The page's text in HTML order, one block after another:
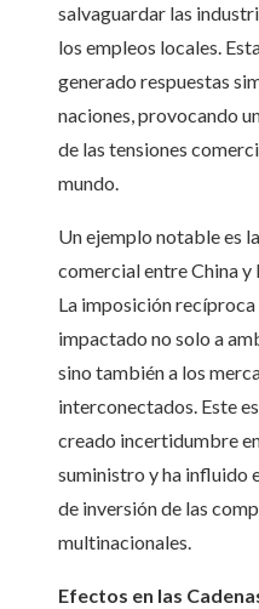
salvaguardar las
los empleos locales.
generado respuestas
naciones, provocando
de las tensiones
mundo.
Un ejemplo notable es
comercial entre China y
La imposición recíproca
impactado no solo a
sino también a los
interconectados. Este
creado incertidumbre
suministro y ha influido
de inversión de las
multinacionales.
Efectos en las